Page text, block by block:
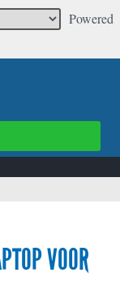
Powered
VOOR